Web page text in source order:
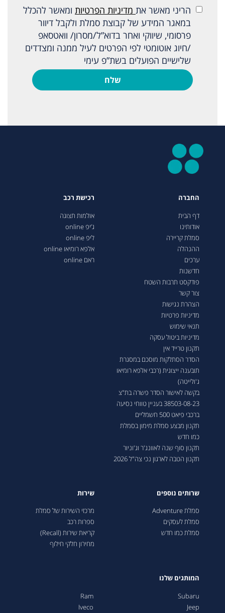
הריני מאשר את מדיניות הפרטיות ומאשר להכלל
במאגר המידע של קבוצת סמלת ולקבל דיוור
פרסומי, שיווקי ואחר בדוא”ל/מסרון/ וואטסאפ
/חיוג אוטומטי לפי הפרטים לעיל ממנה ומצדדים
שלישיים הפועלים בשת”פ עימי
שלח
החברה
דף הבית
אודותינו
סמלת קריירה
ההנהלה
ערכים
חדשנות
פודקסט תרבות השטח
צור קשר
הצהרת נגישות
מדיניות פרטיות
תנאי שימוש
מדיניות ביטול עסקה
תקנון טרייד אין
הסדר הסתלקות מוסכם במסגרת
תובענה ייצוגית (רכבי אלפא רומיאו
ג'ולייטה)
בקשה לאישור הסדר פשרה בת"צ
38503-08-23 בעניין טווחי נסיעה
ברכבי פיאט 500 חשמליים
תקנון מבצע סמלת מימון בסמלת
כמו חדש
תקנון סוף שנה לאוונג'ר וג'וניור
תקנון הטבה לארגון נכי צה"ל 2026
רכישת רכב
אולמות תצוגה
ג’יפ online
ליפ online
אלפא רומיאו online
ראם online
שרותים נוספים
סמלת Adventure
סמלת לעסקים
סמלת כמו חדש
שירות
מרכזי השירות של סמלת
ספרות רכב
קריאת שירות (Recall)
מחירון חלקי חילוף
המותגים שלנו
Subaru
Jeep
Ram
Iveco